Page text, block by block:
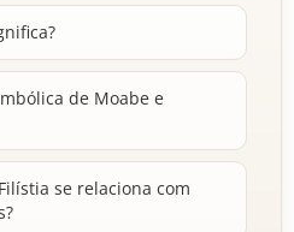
de Moabe e
se relaciona com